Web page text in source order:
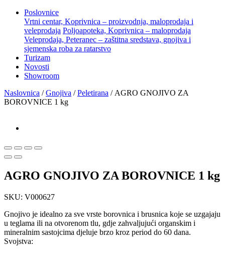
Poslovnice
Vrtni centar, Koprivnica – proizvodnja, maloprodaja i
veleprodaja Poljoapoteka, Koprivnica – maloprodaja
Veleprodaja, Peteranec – zaštitna sredstava, gnojiva i
sjemenska roba za ratarstvo
Turizam
Novosti
Showroom
Naslovnica /Gnojiva /Peletirana / AGRO GNOJIVO ZA
BOROVNICE 1 kg
AGRO GNOJIVO ZA BOROVNICE 1 kg
SKU: V000627
Gnojivo je idealno za sve vrste borovnica i brusnica koje se uzgajaju
u teglama ili na otvorenom tlu, gdje zahvaljujući organskim i
mineralnim sastojcima djeluje brzo kroz period do 60 dana.
Svojstva: